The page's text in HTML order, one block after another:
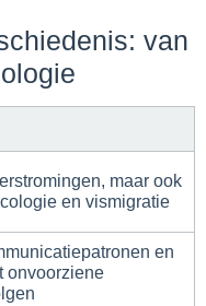
van
maar ook
en vismigratie
en
onvoorziene